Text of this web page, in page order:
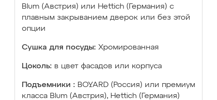
Blum (Австрия) или Hettich (Германия) с
плавным закрыванием дверок или без этой
опции
Сушка для посуды: Хромированная
Цоколь: в цвет фасадов или корпуса
Подъемники : BOYARD (Россия) или премиум
класса Blum (Австрия), Hettich (Германия)